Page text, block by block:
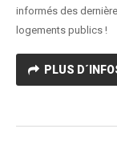
informés des
logements publics !
PLUS